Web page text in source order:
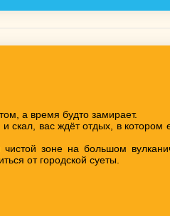
а время будто замирает.
скал, вас ждёт отдых, в
чистой зоне на большом
от городской суеты.